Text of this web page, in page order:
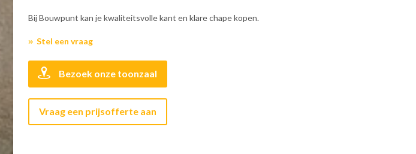
Bij Bouwpunt kan je kwaliteitsvolle kant en klare chape kopen.
Stel een vraag
Bezoek onze toonzaal
Vraag een prijsofferte aan